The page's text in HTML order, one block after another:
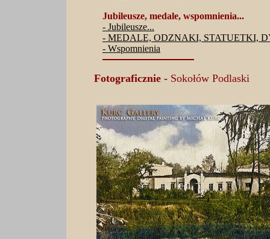
Jubileusze, medale, wspomnienia...
- Jubileusze...
- MEDALE, ODZNAKI, STATUETKI,
- Wspomnienia
Fotograficznie - Sokołów Podlaski